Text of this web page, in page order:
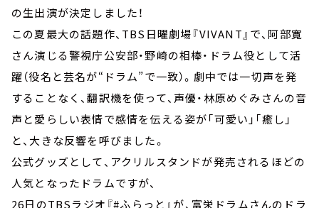
の生出演が決定しました！
この夏最大の話題作、TBS日曜劇場『VIVANT』で、阿部寛
さん演じる警視庁公安部・野崎の相棒・ドラム役として活
躍（役名と芸名が“ドラム”で一致）。劇中では一切声を発
することなく、翻訳機を使って、声優・林原めぐみさんの音
声と愛らしい表情で感情を伝える姿が「可愛い」「癒し」
と、大きな反響を呼びました。
公式グッズとして、アクリルスタンドが発売されるほどの
人気となったドラムですが、
26日のTBSラジオ『#ふらっと』が、富栄ドラムさんのドラ